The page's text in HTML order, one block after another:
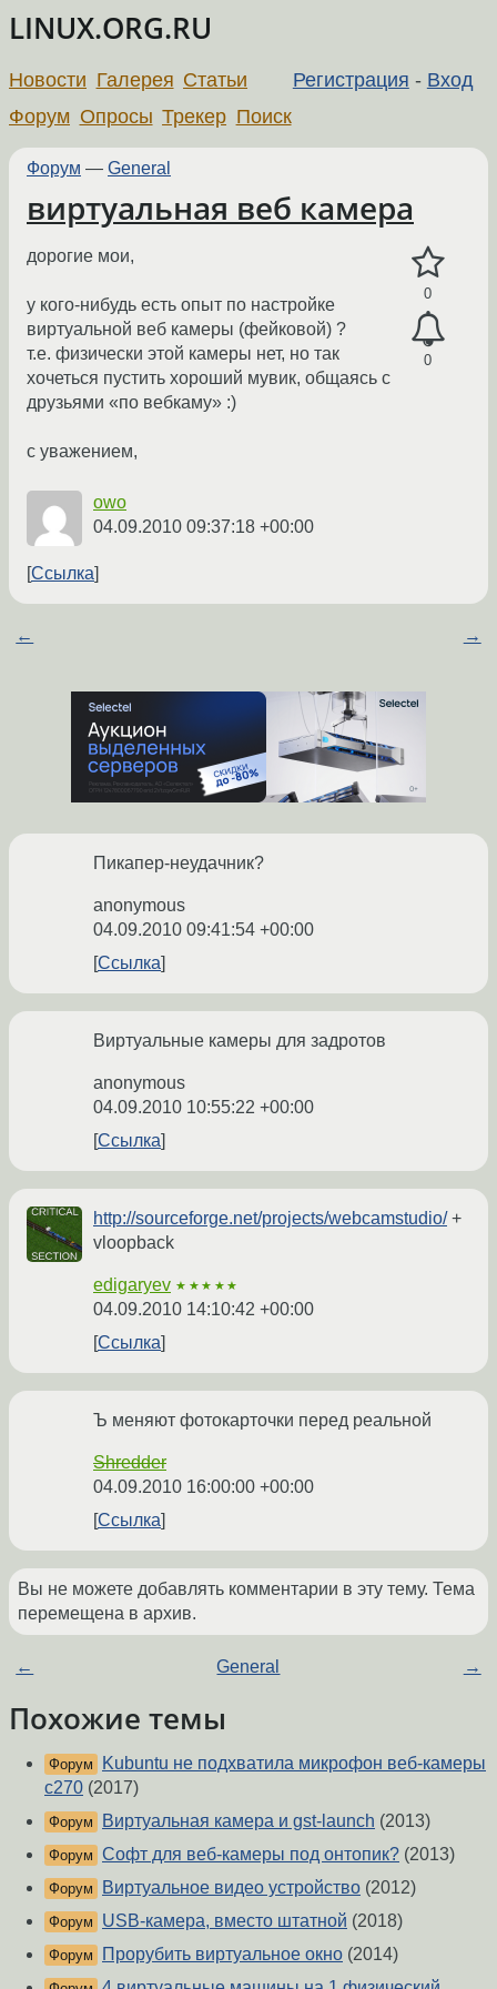
LINUX.ORG.RU
Регистрация - Вход
Новости Галерея Статьи
Форум Опросы Трекер Поиск
Форум — General
виртуальная веб камера
0
0
дорогие мои,
у кого-нибудь есть опыт по настройке
виртуальной веб камеры (фейковой) ?
т.е. физически этой камеры нет, но так
хочеться пустить хороший мувик, общаясь с
друзьями «по вебкаму» :)
с уважением,
owo
04.09.2010 09:37:18 +00:00
Ссылка
← →
Пикапер-неудачник?
anonymous
04.09.2010 09:41:54 +00:00
Ссылка
Виртуальные камеры для задротов
anonymous
04.09.2010 10:55:22 +00:00
Ссылка
http://sourceforge.net/projects/webcamstudio/+
vloopback
edigaryev ★★★★★
04.09.2010 14:10:42 +00:00
Ссылка
Ъ меняют фотокарточки перед реальной
Shredder
04.09.2010 16:00:00 +00:00
Ссылка
Вы не можете добавлять комментарии в эту тему. Тема
перемещена в архив.
← General →
Похожие темы
Форум
Kubuntu не подхватила микрофон веб-камеры
c270 (2017)
Форум Виртуальная камера и gst-launch (2013)
Форум Софт для веб-камеры под онтопик? (2013)
Форум Виртуальное видео устройство (2012)
Форум USB-камера, вместо штатной (2018)
Форум Прорубить виртуальное окно (2014)